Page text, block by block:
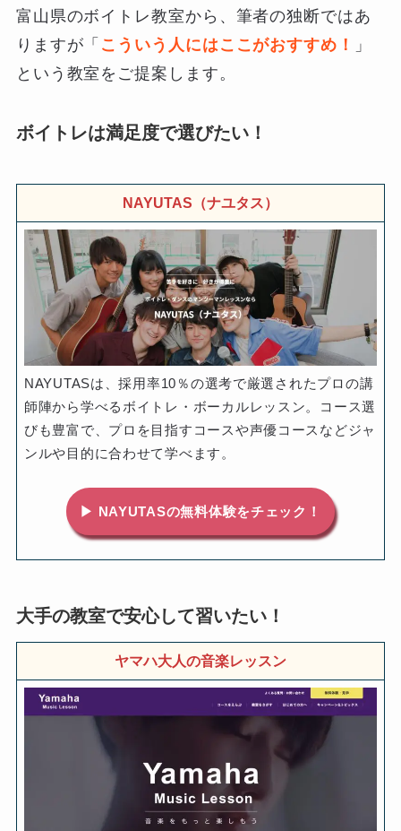
富山県のボイトレ教室から、筆者の独断ではあ
りますが「 こういう人にはここがおすすめ！
」
という教室をご提案します。
ボイトレは満足度で選びたい！
NAYUTAS（ナユタス）
NAYUTASは、採用率10％の選考で厳選されたプロの講
師陣から学べるボイトレ・ボーカルレッスン。コース選
びも豊富で、プロを目指すコースや声優コースなどジャ
ンルや目的に合わせて学べます。
▶ NAYUTASの無料体験をチェック！
大手の教室で安心して習いたい！
ヤマハ大人の音楽レッスン